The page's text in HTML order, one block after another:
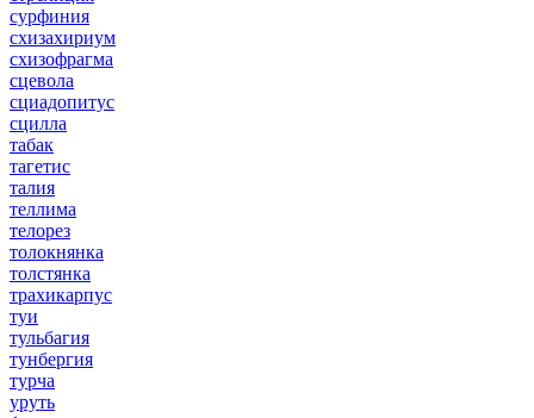
сурфиния
схизахириум
схизофрагма
сцевола
сциадопитус
сцилла
табак
тагетис
талия
теллима
телорез
толокнянка
толстянка
трахикарпус
туи
тульбагия
тунбергия
турча
уруть